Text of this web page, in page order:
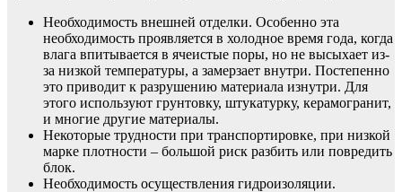
Необходимость внешней отделки. Особенно эта
необходимость проявляется в холодное время года, когда
влага впитывается в ячеистые поры, но не высыхает из-
за низкой температуры, а замерзает внутри. Постепенно
это приводит к разрушению материала изнутри. Для
этого используют грунтовку, штукатурку, керамогранит,
и многие другие материалы.
Некоторые трудности при транспортировке, при низкой
марке плотности – большой риск разбить или повредить
блок.
Необходимость осуществления гидроизоляции.